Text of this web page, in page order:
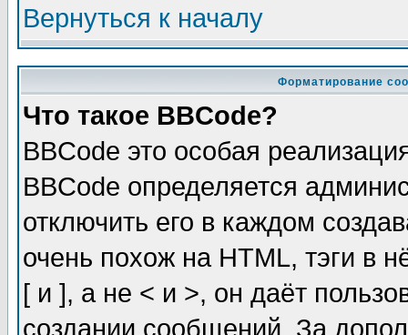
Вернуться к началу
Форматирование
Что такое BBCode?
BBCode это особая
BBCode определяется
отключить его в каждом
очень похож на HTML, тэги в
[ и ], а не < и >, он даёт
создании сообщений. За